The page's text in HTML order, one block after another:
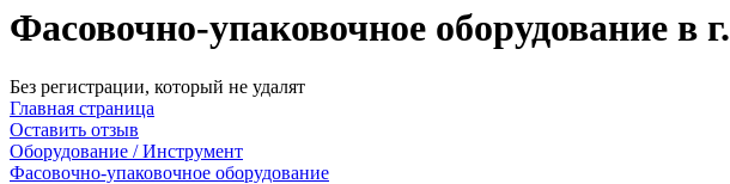
Фасовочно-упаковочное оборудование
Без регистрации, который не удалят
Главная страница
Оставить отзыв
Оборудование / Инструмент
Фасовочно-упаковочное оборудование